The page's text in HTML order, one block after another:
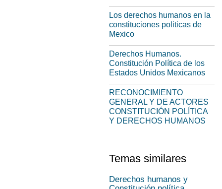
Los derechos humanos en la
constituciones politicas de
Mexico
Derechos Humanos.
Constitución Política de los
Estados Unidos Mexicanos
RECONOCIMIENTO
GENERAL Y DE ACTORES
CONSTITUCIÓN POLÍTICA
Y DERECHOS HUMANOS
Temas similares
Derechos humanos y